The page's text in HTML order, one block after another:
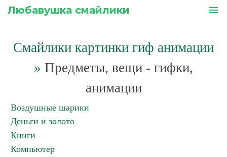
Любавушка смайлики menu
Смайлики картинки гиф анимации
» Предметы, вещи - гифки,
анимации
Воздушные шарики
Деньги и золото
Книги
Компьютер